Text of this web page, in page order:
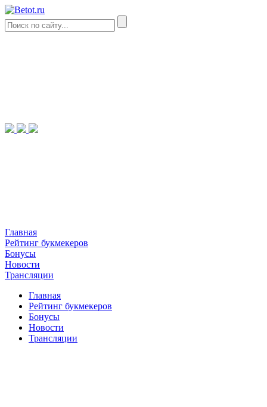
Главная
Рейтинг букмекеров
Бонусы
Новости
Трансляции
Главная
Рейтинг букмекеров
Бонусы
Новости
Трансляции